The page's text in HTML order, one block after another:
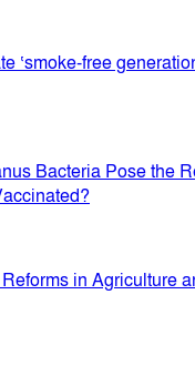
‘smoke-free
Bacteria Pose the
in Agriculture